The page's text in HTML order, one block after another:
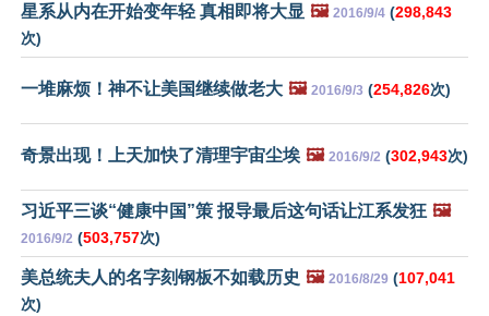
星系从内在开始变年轻 真相即将大显 🖼️ 2016/9/4 (298,843
次)
一堆麻烦！神不让美国继续做老大 🖼️ 2016/9/3 (254,826次)
奇景出现！上天加快了清理宇宙尘埃 🖼️ 2016/9/2 (302,943次)
习近平三谈“健康中国”策 报导最后这句话让江系发狂 🖼️
2016/9/2 (503,757次)
美总统夫人的名字刻钢板不如载历史 🖼️ 2016/8/29 (107,041
次)